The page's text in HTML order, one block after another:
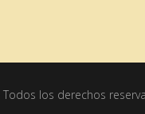
los derechos